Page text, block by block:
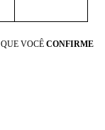
QUE VOCÊ CONFIRME